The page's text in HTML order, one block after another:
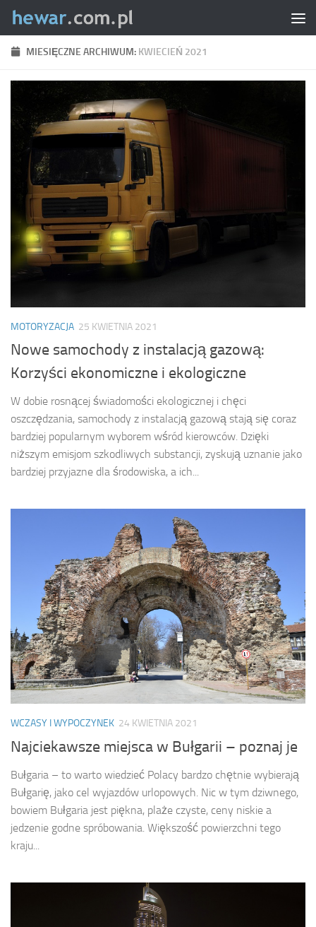
Skip to content
MIESIĘCZNE ARCHIWUM: KWIECIEŃ 2021
MOTORYZACJA 25 KWIETNIA 2021
Nowe samochody z instalacją gazową:
Korzyści ekonomiczne i ekologiczne
W dobie rosnącej świadomości ekologicznej i chęci
oszczędzania, samochody z instalacją gazową stają się coraz
bardziej popularnym wyborem wśród kierowców. Dzięki
niższym emisjom szkodliwych substancji, zyskują uznanie jako
bardziej przyjazne dla środowiska, a ich...
WCZASY I WYPOCZYNEK 24 KWIETNIA 2021
Najciekawsze miejsca w Bułgarii – poznaj je
Bułgaria – to warto wiedzieć Polacy bardzo chętnie wybierają
Bułgarię, jako cel wyjazdów urlopowych. Nic w tym dziwnego,
bowiem Bułgaria jest piękna, plaże czyste, ceny niskie a
jedzenie godne spróbowania. Większość powierzchni tego
kraju...